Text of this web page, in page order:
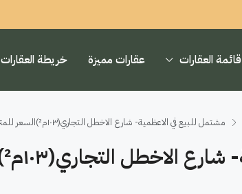
قائمة العقارات عقارات مميزة خريطة العقارات
مشتمل للبيع في الاعظمية- شارع الاخطل التجاري(١٠٣م²)السعر للمتر ٥٬٥٠٠مليون دينار